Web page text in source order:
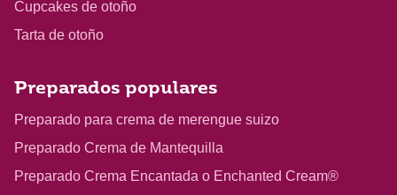
Cupcakes de otoño
Tarta de otoño
Preparados populares
Preparado para crema de merengue suizo
Preparado Crema de Mantequilla
Preparado Crema Encantada o Enchanted Cream®